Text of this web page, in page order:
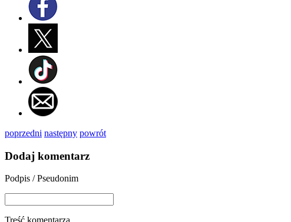
poprzedni następny powrót
Dodaj komentarz
Podpis / Pseudonim